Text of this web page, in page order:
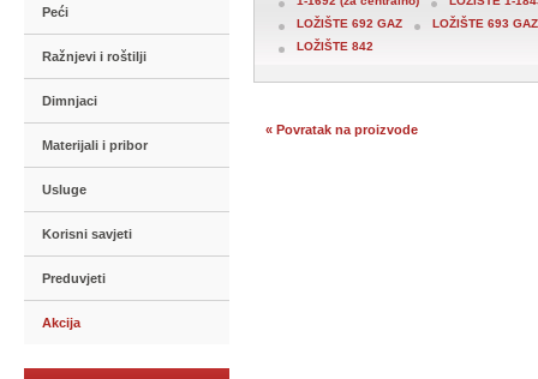
Peći
Ražnjevi i roštilji
Dimnjaci
Materijali i pribor
Usluge
Korisni savjeti
Preduvjeti
Akcija
LOŽIŠTE 692 GAZ
LOŽIŠTE 693 GAZ
LOŽIŠTE 842
« Povratak na proizvode